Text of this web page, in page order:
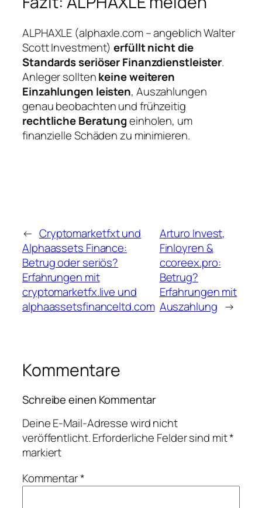
ALPHAXLE (alphaxle.com – angeblich Walter
Scott Investment)erfüllt nicht die
Standards seriöser Finanzdienstleister.
Anleger solltenkeine weiteren
Einzahlungen leisten, Auszahlungen
genau beobachten und frühzeitig
rechtliche Beratungeinholen, um
finanzielle Schäden zu minimieren.
← Cryptomarketfxt und
Alphaassets Finance:
Betrug oder seriös?
Erfahrungen mit
cryptomarketfx.live und
alphaassetsfinanceltd.com
Arturo Invest,
Finloyren &
ccoreex.pro:
Betrug?
Erfahrungen mit
Auszahlung →
Kommentare
Schreibe einen Kommentar
Deine E-Mail-Adresse wird nicht
veröffentlicht.Erforderliche Felder sind mit*
markiert
Kommentar*